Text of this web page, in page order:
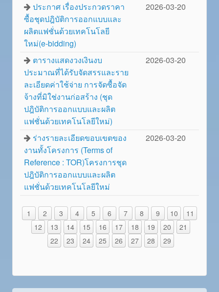
ประกาศ เรื่องประกวดราคา
ซื้อชุดปฎิบัติการออกแบบและ
ผลิตแฟชั่นด้วยเทคโนโลยี
ใหม่(e-bidding)
2026-03-20
ตารางแสดงวงเงินงบ
ประมาณที่ได้รับจัดสรรและราย
ละเอียดค่าใช้จ่าย การจัดซื้อจัด
จ้างที่มิใช่งานก่อสร้าง (ชุด
ปฎิบัติการออกแบบและผลิต
แฟชั่นด้วยเทคโนโลยีใหม่)
2026-03-20
ร่างรายละเอียดขอบเขตของ
งานทั้งโครงการ (Terms of
Reference : TOR)โครงการชุด
ปฎิบัติการออกแบบและผลิต
แฟชั่นด้วยเทคโนโลยีใหม่
2026-03-20
1 2 3 4 5 6 7 8 9 10
11
12
13 14 15 16 17 18 19 20
21
22
23 24 25 26 27 28 29